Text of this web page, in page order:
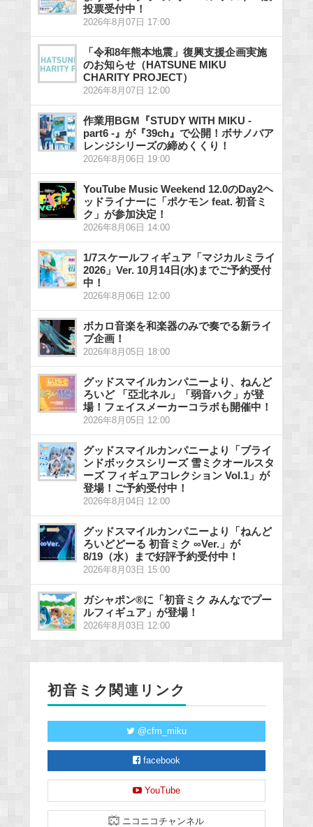
投票受付中！
2026年8月07日 17:00
「令和8年熊本地震」復興支援企画実施
のお知らせ（HATSUNE MIKU
CHARITY PROJECT）
2026年8月07日 12:00
作業用BGM『STUDY WITH MIKU -
part6 -』が『39ch』で公開！ボサノバア
レンジシリーズの締めくくり！
2026年8月06日 19:00
YouTube Music Weekend 12.0のDay2ヘ
ッドライナーに「ポケモン feat. 初音ミ
ク」が参加決定！
2026年8月06日 14:00
1/7スケールフィギュア「マジカルミライ
2026」Ver. 10月14日(水)までご予約受付
中！
2026年8月06日 12:00
ボカロ音楽を和楽器のみで奏でる新ライ
ブ企画！
2026年8月05日 18:00
グッドスマイルカンパニーより、ねんど
ろいど 「亞北ネル」「弱音ハク」が登
場！フェイスメーカーコラボも開催中！
2026年8月05日 12:00
グッドスマイルカンパニーより「ブライ
ンドボックスシリーズ 雪ミクオールスタ
ーズ フィギュアコレクション Vol.1」が
登場！ご予約受付中！
2026年8月04日 12:00
グッドスマイルカンパニーより「ねんど
ろいどどーる 初音ミク ∞Ver.」が
8/19（水）まで好評予約受付中！
2026年8月03日 15:00
ガシャポン®に「初音ミク みんなでプー
ルフィギュア」が登場！
2026年8月03日 12:00
初音ミク関連リンク
@cfm_miku
facebook
YouTube
ニコニコチャンネル